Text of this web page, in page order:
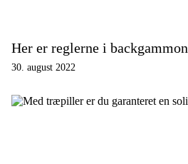
Her er reglerne i backgammon
30. august 2022